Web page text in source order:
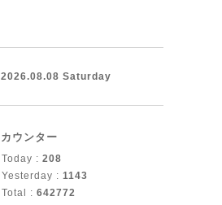
2026.08.08 Saturday
カウンター
Today : 208
Yesterday : 1143
Total : 642772